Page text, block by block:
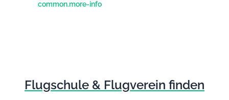
common.more-info
Flugschule & Flugverein finden